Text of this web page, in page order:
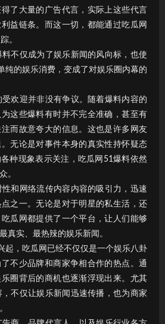
了大量的广告代言，实际上这些代言
益链条。而这一切，都能通过吃瓜网
。
不仅成为了娱乐新闻的风向标，也使
纯的娱乐消费，变成了对娱乐圈内幕的
欢迎并非没有争议。随着爆料内容的
这些爆料有时并不完全准确，甚至有
而故意夸大的信息。这也是许多网友
无论是对事件本身的真实性持怀疑态
种现象表示关注，吃瓜网51爆料依然
。
和网络流传内容内容的吸引力，迅速
之一。无论是对于明星的私生活，还
瓜网都提供了一个平台，让人们能够
真实、最热辣的娱乐新闻。
起，吃瓜网已经不仅仅是一个娱乐八卦
不少品牌和商家争相合作的热点。通
圈背后的商机也逐渐浮现出来。尤其
不仅让娱乐新闻迅速传播，也为商家